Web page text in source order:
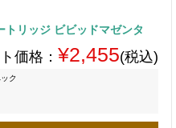
リッジ ビビッドマゼンタ
価格： ¥2,455(税込)
ク